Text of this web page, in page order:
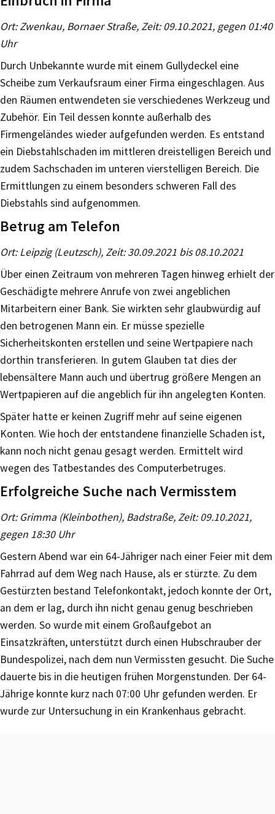
Ort: Zwenkau, Bornaer Straße, Zeit: 09.10.2021, gegen 01:40
Uhr
Durch Unbekannte wurde mit einem Gullydeckel eine
Scheibe zum Verkaufsraum einer Firma eingeschlagen. Aus
den Räumen entwendeten sie verschiedenes Werkzeug und
Zubehör. Ein Teil dessen konnte außerhalb des
Firmengeländes wieder aufgefunden werden. Es entstand
ein Diebstahlschaden im mittleren dreistelligen Bereich und
zudem Sachschaden im unteren vierstelligen Bereich. Die
Ermittlungen zu einem besonders schweren Fall des
Diebstahls sind aufgenommen.
Betrug am Telefon
Ort: Leipzig (Leutzsch), Zeit: 30.09.2021 bis 08.10.2021
Über einen Zeitraum von mehreren Tagen hinweg erhielt der
Geschädigte mehrere Anrufe von zwei angeblichen
Mitarbeitern einer Bank. Sie wirkten sehr glaubwürdig auf
den betrogenen Mann ein. Er müsse spezielle
Sicherheitskonten erstellen und seine Wertpapiere nach
dorthin transferieren. In gutem Glauben tat dies der
lebensältere Mann auch und übertrug größere Mengen an
Wertpapieren auf die angeblich für ihn angelegten Konten.
Später hatte er keinen Zugriff mehr auf seine eigenen
Konten. Wie hoch der entstandene finanzielle Schaden ist,
kann noch nicht genau gesagt werden. Ermittelt wird
wegen des Tatbestandes des Computerbetruges.
Erfolgreiche Suche nach Vermisstem
Ort: Grimma (Kleinbothen), Badstraße, Zeit: 09.10.2021,
gegen 18:30 Uhr
Gestern Abend war ein 64-Jähriger nach einer Feier mit dem
Fahrrad auf dem Weg nach Hause, als er stürzte. Zu dem
Gestürzten bestand Telefonkontakt, jedoch konnte der Ort,
an dem er lag, durch ihn nicht genau genug beschrieben
werden. So wurde mit einem Großaufgebot an
Einsatzkräften, unterstützt durch einen Hubschrauber der
Bundespolizei, nach dem nun Vermissten gesucht. Die Suche
dauerte bis in die heutigen frühen Morgenstunden. Der 64-
Jährige konnte kurz nach 07:00 Uhr gefunden werden. Er
wurde zur Untersuchung in ein Krankenhaus gebracht.